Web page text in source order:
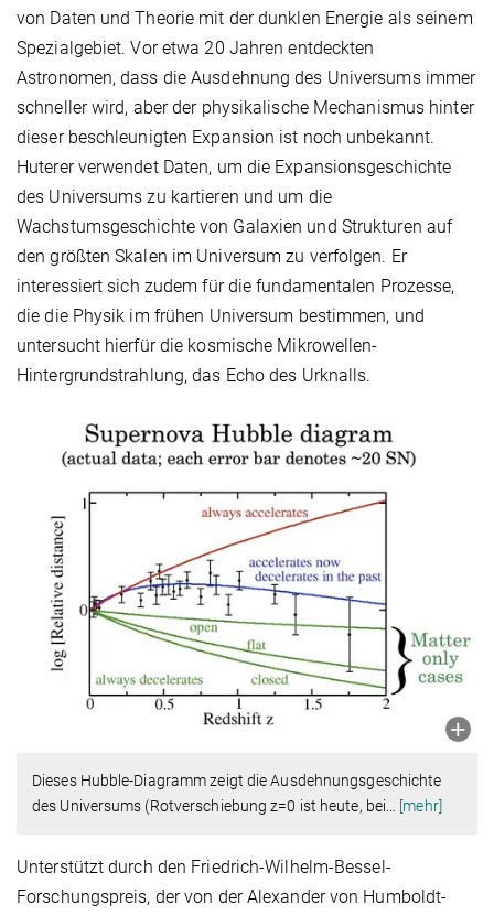
von Daten und Theorie mit der dunklen Energie als seinem
Spezialgebiet. Vor etwa 20 Jahren entdeckten
Astronomen, dass die Ausdehnung des Universums immer
schneller wird, aber der physikalische Mechanismus hinter
dieser beschleunigten Expansion ist noch unbekannt.
Huterer verwendet Daten, um die Expansionsgeschichte
des Universums zu kartieren und um die
Wachstumsgeschichte von Galaxien und Strukturen auf
den größten Skalen im Universum zu verfolgen. Er
interessiert sich zudem für die fundamentalen Prozesse,
die die Physik im frühen Universum bestimmen, und
untersucht hierfür die kosmische Mikrowellen-
Hintergrundstrahlung, das Echo des Urknalls.
Dieses Hubble-Diagramm zeigt die Ausdehnungsgeschichte
des Universums (Rotverschiebung z=0 ist heute, bei
[mehr]
Unterstützt durch den Friedrich-Wilhelm-Bessel-
Forschungspreis, der von der Alexander von Humboldt-